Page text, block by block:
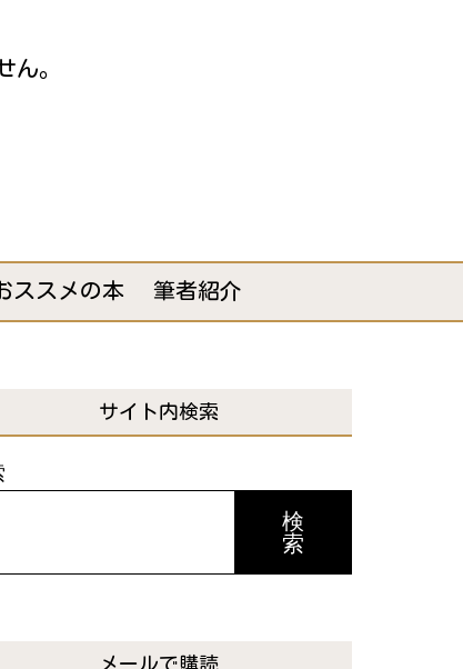
ん。
ススメの本 筆者紹介
サイト内検索
検
索
メールで購読